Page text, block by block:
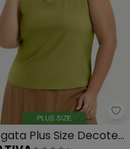
Plus Size em
Plus Size Decote